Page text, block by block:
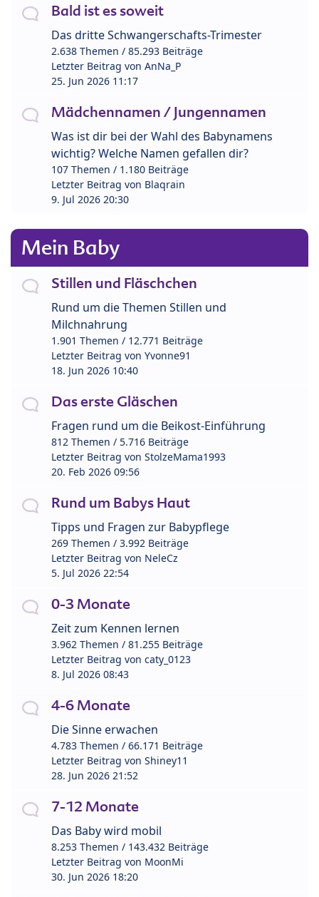
Bald ist es soweit
Das dritte Schwangerschafts-Trimester
2.638 Themen / 85.293 Beiträge
Letzter Beitrag von AnNa_P
25. Jun 2026 11:17
Mädchennamen / Jungennamen
Was ist dir bei der Wahl des Babynamens
wichtig? Welche Namen gefallen dir?
107 Themen / 1.180 Beiträge
Letzter Beitrag von Blaqrain
9. Jul 2026 20:30
Mein Baby
Stillen und Fläschchen
Rund um die Themen Stillen und
Milchnahrung
1.901 Themen / 12.771 Beiträge
Letzter Beitrag von Yvonne91
18. Jun 2026 10:40
Das erste Gläschen
Fragen rund um die Beikost-Einführung
812 Themen / 5.716 Beiträge
Letzter Beitrag von StolzeMama1993
20. Feb 2026 09:56
Rund um Babys Haut
Tipps und Fragen zur Babypflege
269 Themen / 3.992 Beiträge
Letzter Beitrag von NeleCz
5. Jul 2026 22:54
0-3 Monate
Zeit zum Kennen lernen
3.962 Themen / 81.255 Beiträge
Letzter Beitrag von caty_0123
8. Jul 2026 08:43
4-6 Monate
Die Sinne erwachen
4.783 Themen / 66.171 Beiträge
Letzter Beitrag von Shiney11
28. Jun 2026 21:52
7-12 Monate
Das Baby wird mobil
8.253 Themen / 143.432 Beiträge
Letzter Beitrag von MoonMi
30. Jun 2026 18:20